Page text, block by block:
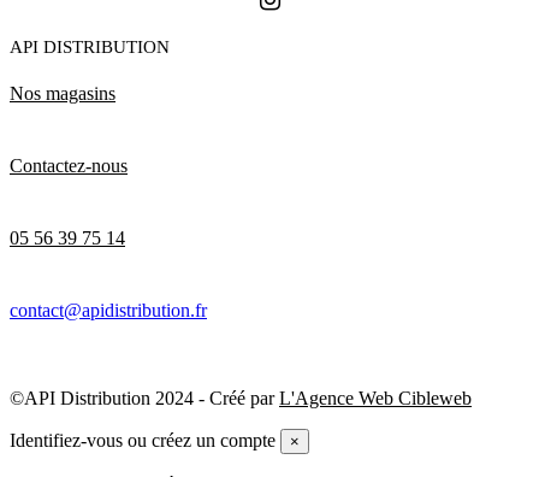
API DISTRIBUTION
Nos magasins
Contactez-nous
05 56 39 75 14
contact@apidistribution.fr
©API Distribution 2024 - Créé parL'Agence Web Cibleweb
Identifiez-vous ou créez un compte ×